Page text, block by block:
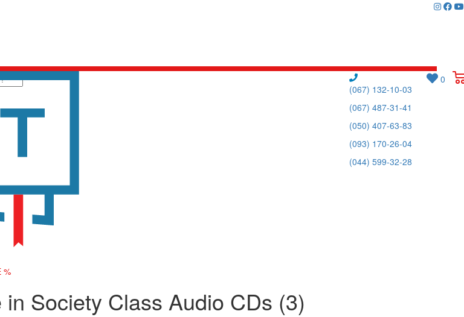
0
(067) 132-10-03
(067) 487-31-41
(050) 407-63-83
(093) 170-26-04
(044) 599-32-28
%
Society Class Audio CDs (3)